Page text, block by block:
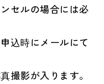
セルの場合には必
込時にメールにて
撮影が入ります。